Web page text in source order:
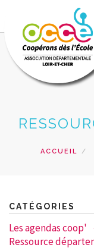
GERER SA
PRETS ET
RECHERCHER
ACCUEIL
CATÉGORIES
Les agendas coop'
Ressource